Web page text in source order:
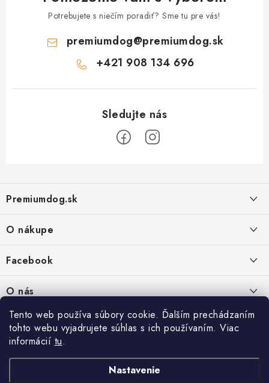
Tento web používa súbory cookie. Ďalším prechádzaním
tohto webu vyjadrujete súhlas s ich používaním. Viac
informácií tu.
Nastavenie
Potrebujete s niečím poradiť? Sme tu pre vás!
premiumdog@premiumdog.sk
+421 908 134 696
p
ä
Premiumdog.sk
PREDAJŇA:
Petőfiho 65
Štúrovo 943 01
Po-Pia - 8:00-18:00
O nákupe
Ochrana osobných údajov
Vrátanie tovaru
Reklamácie
Facebook
O nás
Kontakty
Prečo nakúpiť u nás
Predajňa